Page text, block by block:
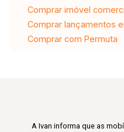
Comprar imóvel
Comprar lançamentos
Comprar com Permuta
A Ivan informa que as